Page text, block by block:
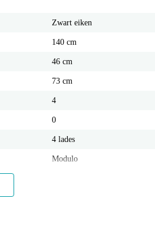
Zwart eiken
140 cm
46 cm
73 cm
4
0
4 lades
Modulo